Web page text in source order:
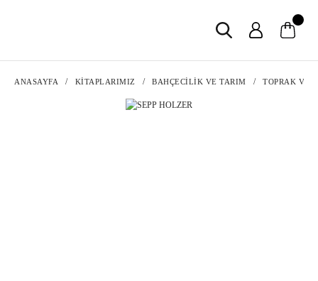
ANASAYFA KİTAPLARIMIZ BAHÇECİLİK VE TARIM TOPRAK VE